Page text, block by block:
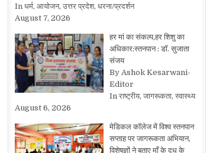
In धर्म, आयोजन, उत्तर प्रदेश, धरना/प्रदर्शन
August 7, 2026
हर मां का संकल्प,हर शिशु का
अधिकार:स्तनपान : डॉ. सुजाता
संजय
By Ashok Kesarwani-
Editor
In राष्ट्रीय, जागरूकता, स्वास्थ्य
August 6, 2026
मेडिकल कॉलेज में विश्व स्तनपान
सप्ताह पर जागरूकता अभियान,
विशेषज्ञों ने बताए माँ के दूध के